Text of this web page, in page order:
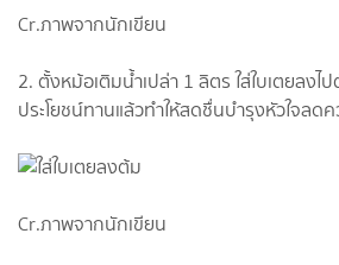
Cr.ภาพจากนักเขียน
2. ตั้งหม้อเติมน้ำเปล่า 1 ลิตร ใส่ใบเตยลงไป
ประโยชน์ทานแล้วทำให้สดชื่นบำรุงหัวใจลด
Cr.ภาพจากนักเขียน